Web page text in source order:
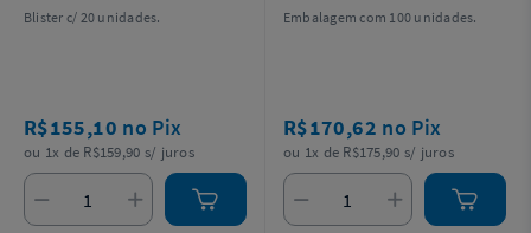
Blister c/ 20 unidades.
R$155,10 no Pix
ou 1x de R$159,90 s/ juros
Embalagem com 100 unidades.
R$170,62 no Pix
ou 1x de R$175,90 s/ juros